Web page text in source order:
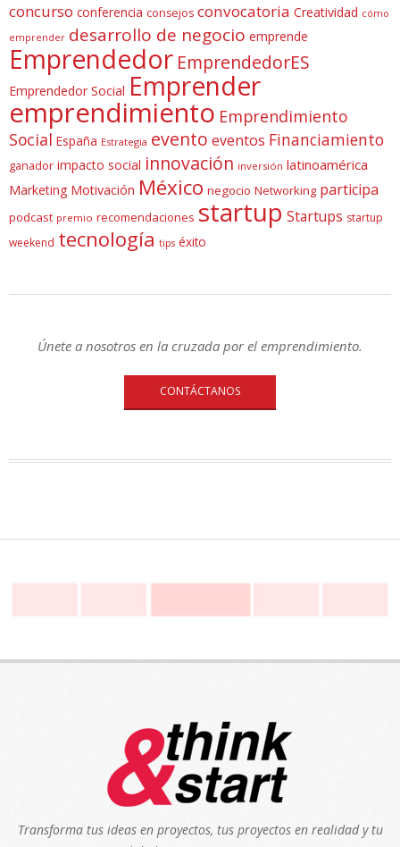
concurso conferencia consejos convocatoria Creatividad cómo
emprender desarrollo de negocio emprende
Emprendedor EmprendedorES
Emprendedor Social Emprender
emprendimiento Emprendimiento
Social España Estrategia evento eventos Financiamiento
ganador impacto social innovación inversión latinoamérica
Marketing Motivación México negocio Networking participa
podcast premio recomendaciones startup Startups startup
weekend tecnología tips éxito
Únete a nosotros en la cruzada por el emprendimiento.
CONTÁCTANOS
Transforma tus ideas en proyectos, tus proyectos en realidad y tu